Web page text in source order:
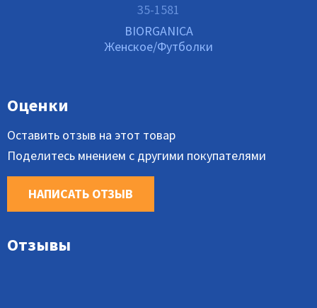
35-1581
BIORGANICA
Женское/Футболки
Отзывы
Оценки
Оставить отзыв на этот товар
Поделитесь мнением с другими покупателями
НАПИСАТЬ ОТЗЫВ